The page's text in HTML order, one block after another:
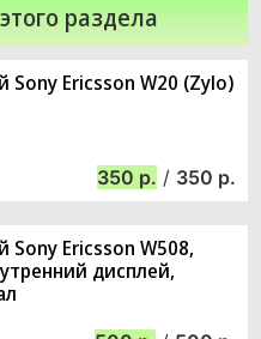
раздела
Sony Ericsson W20 (Zylo)
350 / 350
Sony Ericsson W508,
дисплей,